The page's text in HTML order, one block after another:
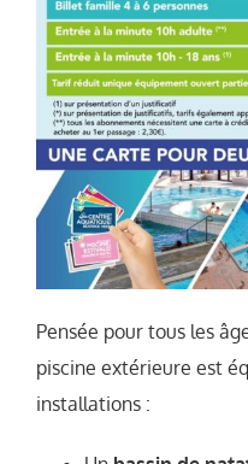
Pensée pour tous les
piscine extérieure est
installations :